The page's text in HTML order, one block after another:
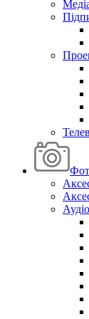
Аудіо